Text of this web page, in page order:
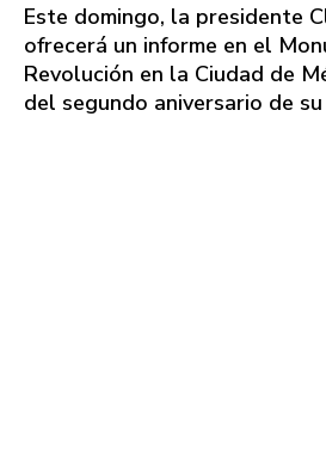
Este domingo, la presidente
ofrecerá un informe en el
Revolución en la Ciudad de
del segundo aniversario de